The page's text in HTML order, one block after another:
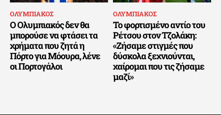
ΟΛΥΜΠΙΑΚΟΣ
Ο Ολυμπιακός δεν θα
μπορούσε να φτάσει τα
χρήματα που ζητά η
Πόρτο για Μόουρα, λένε
οι Πορτογάλοι
ΟΛΥΜΠΙΑΚΟΣ
Το φορτισμένο αντίο του
Ρέτσου στον Τζολάκη:
«Ζήσαμε στιγμές που
δύσκολα ξεχνιούνται,
χαίρομαι που τις ζήσαμε
μαζί»